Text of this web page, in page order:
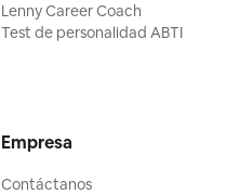
Lenny Career Coach
Test de personalidad ABTI
Empresa
Contáctanos